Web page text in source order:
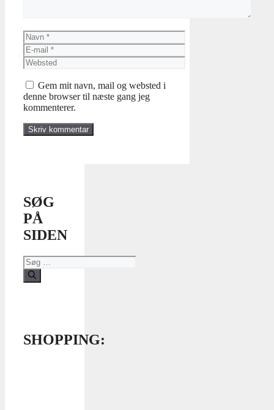
Navn
E-
mail
Websted
Gem mit navn, mail og websted i
denne browser til næste gang jeg
kommenterer.
SØG
PÅ
SIDEN
Søg
efter:
SHOPPING: